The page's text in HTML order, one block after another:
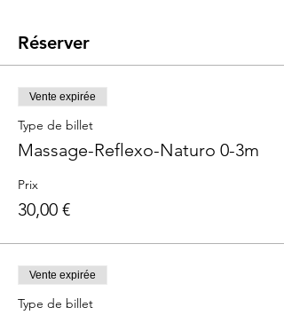
Reflux, Sommeil)
& du post partum
Pour les bébés de 0 à 3 mois
: 1h
TARIF
Réserver
Vente expirée
Type de billet
Massage-Reflexo-Naturo 0-3m
Prix
30,00 €
Vente expirée
Type de billet